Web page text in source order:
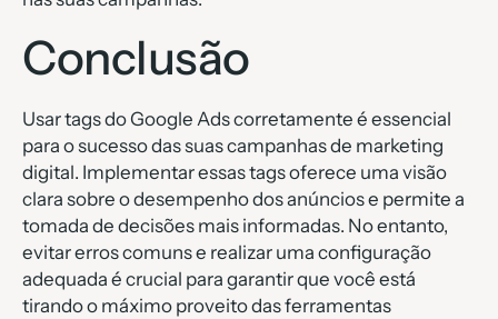
Conclusão
Usar tags do Google Ads corretamente é essencial
para o sucesso das suas campanhas de marketing
digital. Implementar essas tags oferece uma visão
clara sobre o desempenho dos anúncios e permite a
tomada de decisões mais informadas. No entanto,
evitar erros comuns e realizar uma configuração
adequada é crucial para garantir que você está
tirando o máximo proveito das ferramentas